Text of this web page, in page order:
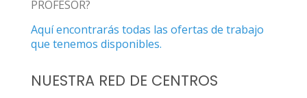
PROFESOR?
Aquí encontrarás todas las ofertas de trabajo
que tenemos disponibles.
NUESTRA RED DE CENTROS